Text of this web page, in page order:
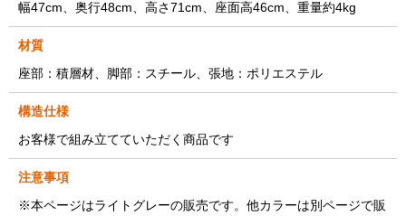
幅47cm、奥行48cm、高さ71cm、座面高46cm、重量約4kg
材質
座部：積層材、脚部：スチール、張地：ポリエステル
構造仕様
お客様で組み立てていただく商品です
注意事項
※本ページはライトグレーの販売です。他カラーは別ページで販